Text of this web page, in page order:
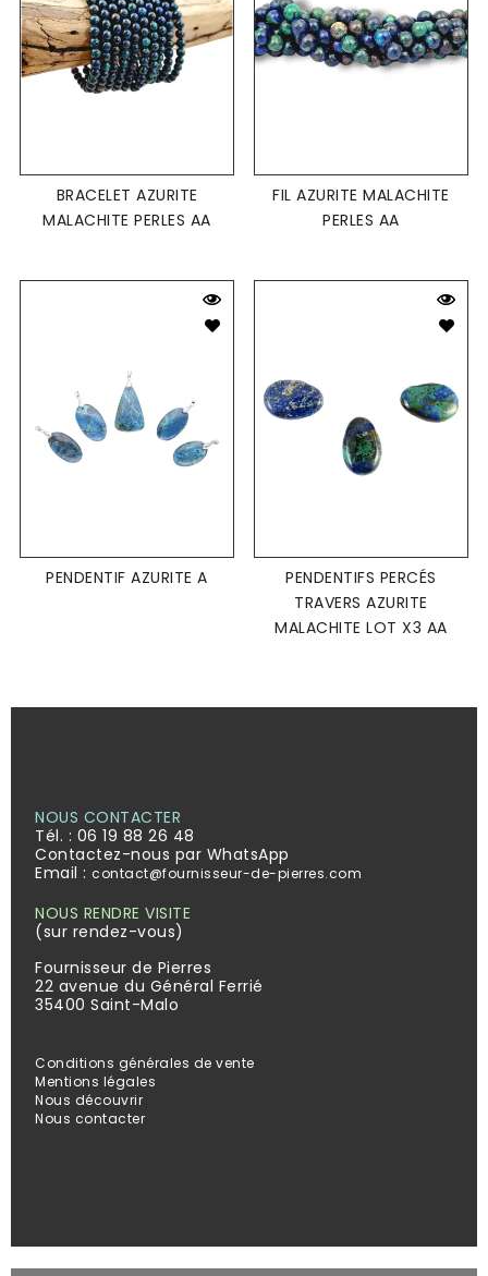
BRACELET AZURITE
MALACHITE PERLES AA
FIL AZURITE MALACHITE
PERLES AA
PENDENTIF AZURITE A
PENDENTIFS PERCÉS
TRAVERS AZURITE
MALACHITE LOT X3 AA
NOUS CONTACTER
Tél. : 06 19 88 26 48
Contactez-nous par WhatsApp
Email : contact@fournisseur-de-pierres.com
NOUS RENDRE VISITE
(sur rendez-vous)
Fournisseur de Pierres
22 avenue du Général Ferrié
35400 Saint-Malo
Conditions générales de vente
Mentions légales
Nous découvrir
Nous contacter